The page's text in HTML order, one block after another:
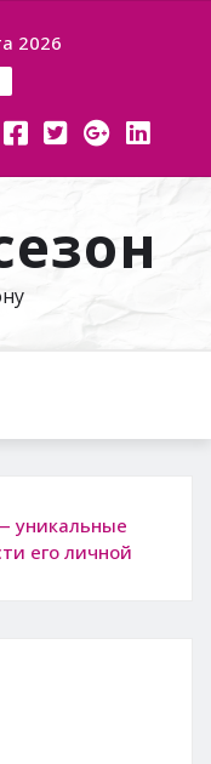
2026
уникальные
его личной